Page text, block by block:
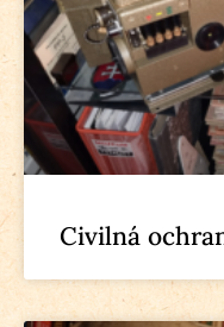
Civilná